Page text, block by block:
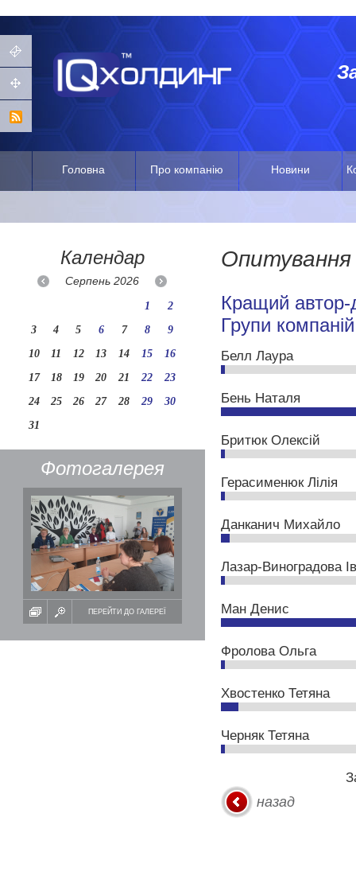
Головна Про компанію Новини
Календар
Серпень2026
1
2
3
4 5 6 7 8
9
10
11 12 13 14 15
16
17
18 19 20 21 22
23
24
25 26 27 28 29
30
31
Фотогалерея
ПЕРЕЙТИ ДО ГАЛЕРЕЇ
Опитування
Кращий автор-
Групи
Белл Лаура
Бень Наталя
Бритюк Олексій
Герасименюк Лілія
Данканич Михайло
Лазар-Виноградова
Ман Денис
Фролова Ольга
Хвостенко Тетяна
Черняк Тетяна